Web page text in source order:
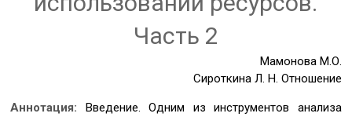
Часть 2
Мамонова М.О.
Сироткина Л. Н. Отношение
Аннотация: Введение. Одним из инструментов анализа